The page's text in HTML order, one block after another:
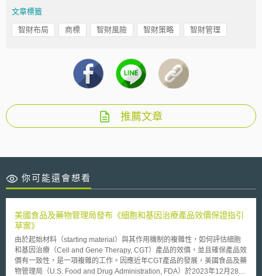
文章標籤
智財布局 商標 智財風險 智財策略 智財管理
推薦文章
你可能還會想看
美國食品及藥物管理局發布《細胞和基因治療產品效價保證指引
草案》
由於起始材料（starting material）與其作用機制的複雜性，如何評估細胞
和基因治療（Cell and Gene Therapy, CGT）產品的效價，並且確保產品效
價有一致性，是一項複雜的工作。因應近年CGT產品的發展，美國食品及藥
物管理局（U.S. Food and Drug Administration, FDA）於2023年12月28日